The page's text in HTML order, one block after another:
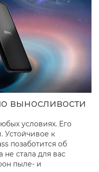
выносливости
условиях. Его
Устойчивое к
позаботится об
не стала для вас
пыле- и